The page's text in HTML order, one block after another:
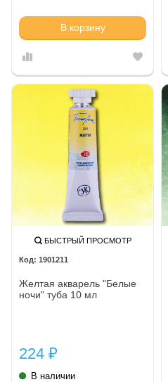
В корзину
БЫСТРЫЙ ПРОСМОТР
1901211
Желтая акварель "Белые
ночи" туба 10 мл
224 ₽
В наличии